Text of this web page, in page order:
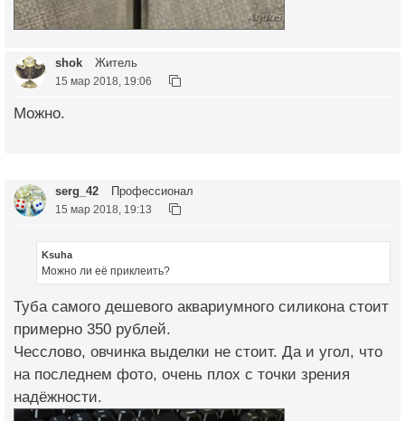
shok Житель
15 мар 2018, 19:06
Можно.
serg_42 Профессионал
15 мар 2018, 19:13
Ksuha
Можно ли её приклеить?
Туба самого дешевого аквариумного силикона стоит
примерно 350 рублей.
Чесслово, овчинка выделки не стоит. Да и угол, что
на последнем фото, очень плох с точки зрения
надёжности.